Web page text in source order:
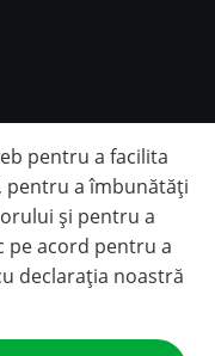
rezervate.
pentru a facilita
pentru a îmbunătăți
și pentru a
pe acord pentru a
declarația noastră